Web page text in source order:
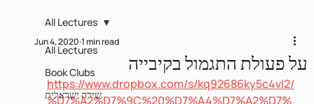
All Lectures
Book Clubs
שירה ישראלית
All Lectures
על פעולת התגמול בקיבייה‎
Jun 4, 2020 1 min read
https://www.dropbox.com/s/kq92686ky5c4vl2/
%D7%A2%D7%9C%20%D7%A4%D7%A2%D7%